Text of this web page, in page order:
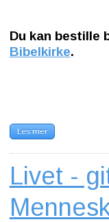
Du kan bestille
Bibelkirke.
Les mer
Livet -